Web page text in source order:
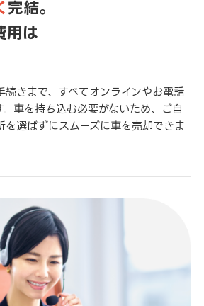
完結。
用は
続きまで、すべてオンラインやお電話
。車を持ち込む必要がないため、ご自
を選ばずにスムーズに車を売却できま